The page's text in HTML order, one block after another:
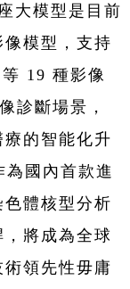
大模型是目前
模型，支持
19 種影像
診斷場景，
的智能化升
國內首款進
體核型分析
將成為全球
領先性毋庸